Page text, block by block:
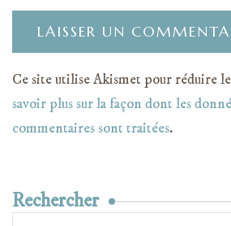
Ce site utilise Akismet pour réduire
savoir plus sur la façon dont les
commentaires sont traitées.
Rechercher